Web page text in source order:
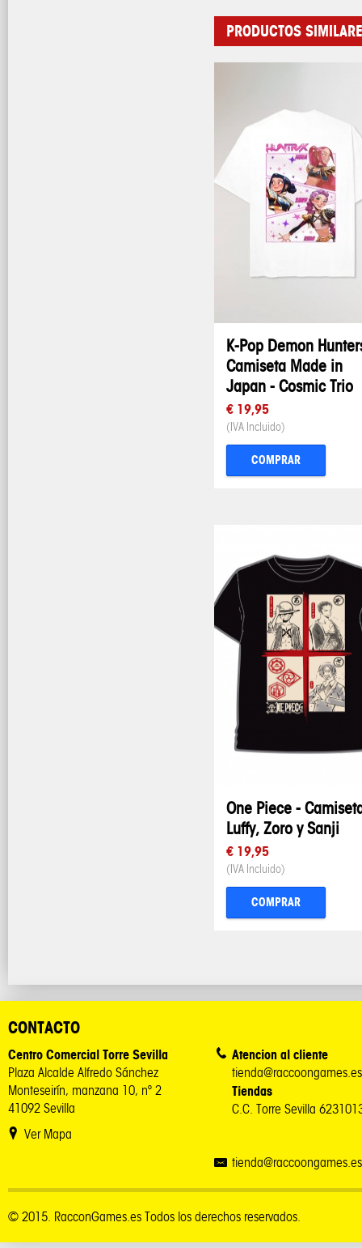
PRODUCTOS
K-Pop Demon
Camiseta Made in
Japan - Cosmic Trio
€ 19,95
(IVA Incluido)
COMPRAR
One Piece -
Luffy, Zoro y Sanji
€ 19,95
(IVA Incluido)
COMPRAR
CONTACTO
Centro Comercial Torre Sevilla
Plaza Alcalde Alfredo Sánchez
Monteseirín, manzana 10, nº 2
41092 Sevilla
Ver Mapa
Atencion al cliente
tienda@raccoongames.es
Tiendas
C.C. Torre Sevilla
tienda@raccoongames.es
© 2015. RacconGames.es Todos los derechos reservados.